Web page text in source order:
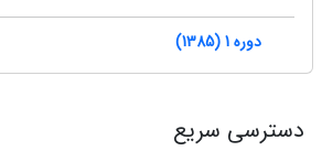
دوره 1 (1385)
دسترسی سریع